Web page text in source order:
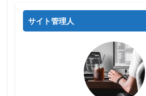
サイト管理人